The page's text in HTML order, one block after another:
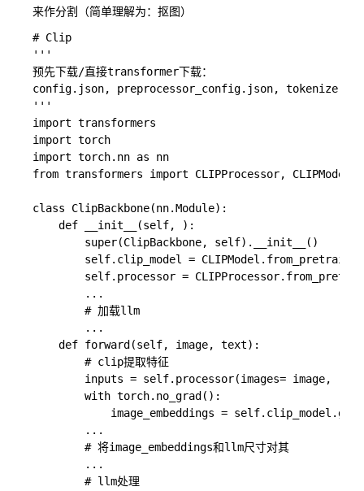
来作分割（简单理解为：抠图）
# Clip
'''
预先下载/直接transformer下载：
config.json, preprocessor_config.json,
'''
import transformers
import torch
import torch.nn as nn
from transformers import CLIPProcessor, CLIPModel
class ClipBackbone(nn.Module):
    def __init__(self, ):
        super(ClipBackbone, self).__init__()
self.clip_model =
self.processor =
        ...
        # 加载llm
        ...
    def forward(self, image, text):
        # clip提取特征
inputs = self.processor(images= image,
        with torch.no_grad():
image_embeddings =
        ...
        # 将image_embeddings和llm尺寸对其
        ...
        # llm处理